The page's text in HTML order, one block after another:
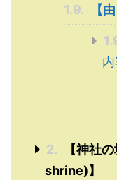
1.9. 【
2.
【神社
shrine)】